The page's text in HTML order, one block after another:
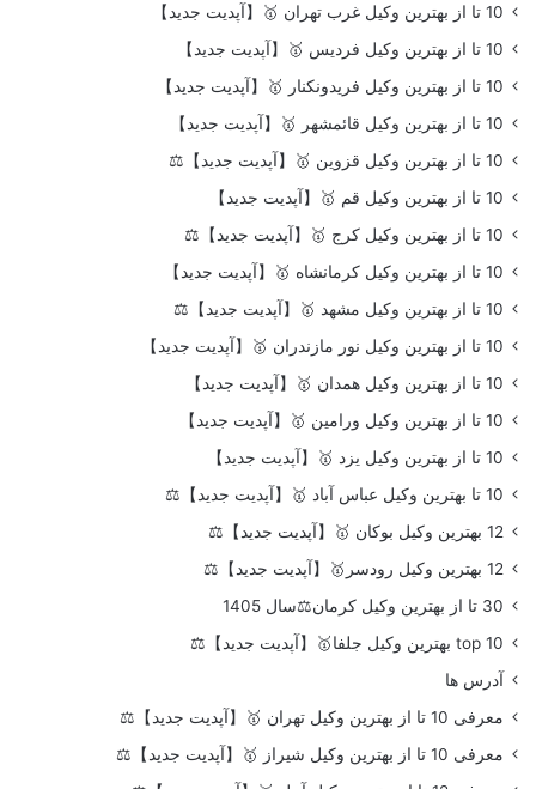
10 تا از بهترین وکیل غرب تهران 🥇【آپدیت جدید】
10 تا از بهترین وکیل فردیس 🥇【آپدیت جدید】
10 تا از بهترین وکیل فریدونکنار 🥇【آپدیت جدید】
10 تا از بهترین وکیل قائمشهر 🥇【آپدیت جدید】
10 تا از بهترین وکیل قزوین 🥇【آپدیت جدید】⚖️
10 تا از بهترین وکیل قم 🥇【آپدیت جدید】
10 تا از بهترین وکیل کرج 🥇【آپدیت جدید】⚖️
10 تا از بهترین وکیل کرمانشاه 🥇【آپدیت جدید】
10 تا از بهترین وکیل مشهد 🥇【آپدیت جدید】⚖️
10 تا از بهترین وکیل نور مازندران 🥇【آپدیت جدید】
10 تا از بهترین وکیل همدان 🥇【آپدیت جدید】
10 تا از بهترین وکیل ورامین 🥇【آپدیت جدید】
10 تا از بهترین وکیل یزد 🥇【آپدیت جدید】
10 تا بهترین وکیل عباس آباد 🥇【آپدیت جدید】⚖️
12 بهترین وکیل بوکان 🥇【آپدیت جدید】⚖️
12 بهترین وکیل رودسر🥇【آپدیت جدید】⚖️
30 تا از بهترین وکیل کرمان⚖️سال 1405
top 10 بهترین وکیل جلفا🥇【آپدیت جدید】⚖️
آدرس ها
معرفی 10 تا از بهترین وکیل تهران 🥇【آپدیت جدید】⚖️
معرفی 10 تا از بهترین وکیل شیراز 🥇【آپدیت جدید】⚖️